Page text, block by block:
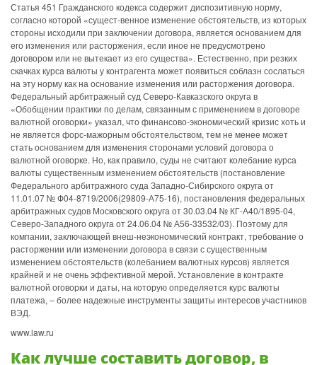
Статья 451 Гражданского кодекса содержит диспозитивную норму,
согласно которой «сущест-венное изменение обстоятельств, из которых
стороны исходили при заключении договора, является основанием для
его изменения или расторжения, если иное не предусмотрено
договором или не вытекает из его существа». Естественно, при резких
скачках курса валюты у контрагента может появиться соблазн сослаться
на эту норму как на основание изменения или расторжения договора.
Федеральный арбитражный суд Северо-Кавказского округа в
«Обобщении практики по делам, связанным с применением в договоре
валютной оговорки» указал, что финансово-экономический кризис хоть и
не является форс-мажорным обстоятельством, тем не менее может
стать основанием для изменения сторонами условий договора о
валютной оговорке. Но, как правило, суды не считают колебание курса
валюты существенным изменением обстоятельств (постановление
Федерального арбитражного суда Западно-Сибирского округа от
11.01.07 № Ф04-8719/2006(29809-А75-16), постановления федеральных
арбитражных судов Московского округа от 30.03.04 № КГ-А40/1895-04,
Северо-Западного округа от 24.06.04 № А56-33532/03). Поэтому для
компании, заключающей внеш-неэкономический контракт, требование о
расторжении или изменении договора в связи с существенным
изменением обстоятельств (колебанием валютных курсов) является
крайней и не очень эффективной мерой. Установление в контракте
валютной оговорки и даты, на которую определяется курс валюты
платежа, – более надежные инструменты защиты интересов участников
ВЭД.
www.law.ru
Как лучше составить договор, в